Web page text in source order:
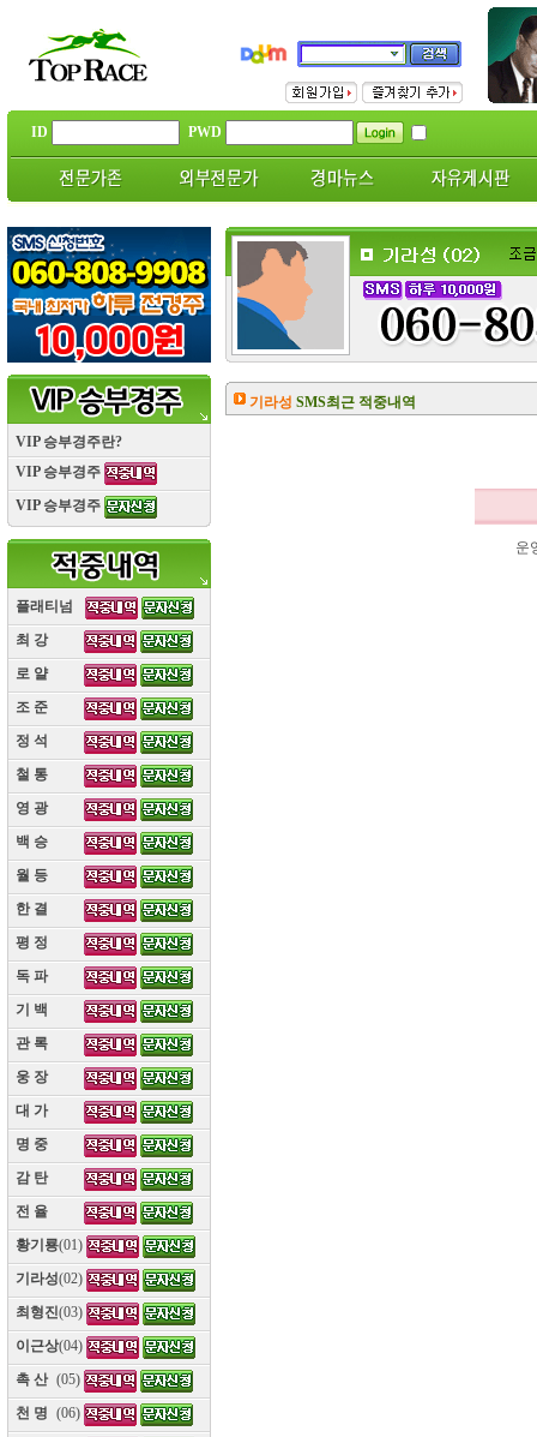
ID PWD
VIP 승부경주란?
VIP 승부경주
VIP 승부경주
플래티넘
최 강
로 얄
조 준
정 석
철 통
영 광
백 승
월 등
한 결
평 정
독 파
기 백
관 록
웅 장
대 가
명 중
감 탄
전 율
황기룡(01)
기라성(02)
최형진(03)
이근상(04)
촉 산 (05)
천 명 (06)
기라성 SMS최근 적중내역
운